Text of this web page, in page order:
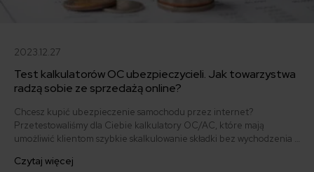
2023.12.27
Test kalkulatorów OC ubezpieczycieli. Jak towarzystwa
radzą sobie ze sprzedażą online?
Chcesz kupić ubezpieczenie samochodu przez internet?
Przetestowaliśmy dla Ciebie kalkulatory OC/AC, które mają
umożliwić klientom szybkie skalkulowanie składki bez wychodzenia z
naszym rankingiem i sprawdź, który zakład ubezpieczeń ma
Czytaj więcej